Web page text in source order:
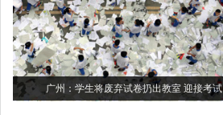
广州：学生将废弃试卷扔出教室 迎接考试